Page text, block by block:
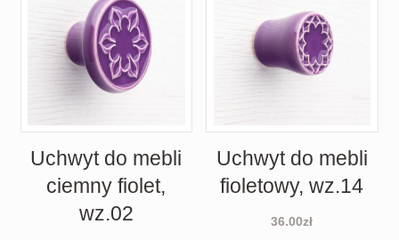
Uchwyt do mebli
ciemny fiolet,
wz.02
Uchwyt do mebli
fioletowy, wz.14
36.00zł